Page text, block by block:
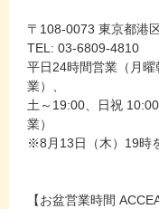
〒108-0073 東京都港
TEL: 03-6809-4810
平日24時間営業（月
業）、
土～19:00、日祝
業）
※8月13日（木）19時
【お盆営業時間